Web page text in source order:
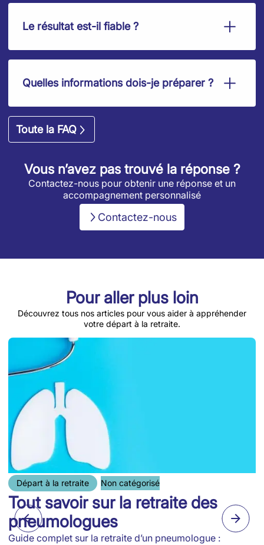
Le résultat est-il fiable ?
Quelles informations dois-je préparer ?
Toute la FAQ
Vous n’avez pas trouvé la réponse ?
Contactez-nous pour obtenir une réponse et un
accompagnement personnalisé
Contactez-nous
Pour aller plus loin
Découvrez tous nos articles pour vous aider à appréhender
votre départ à la retraite.
Départ à la retraite Non catégorisé
Tout savoir sur la retraite des
pneumologues
Guide complet sur la retraite d’un pneumologue :